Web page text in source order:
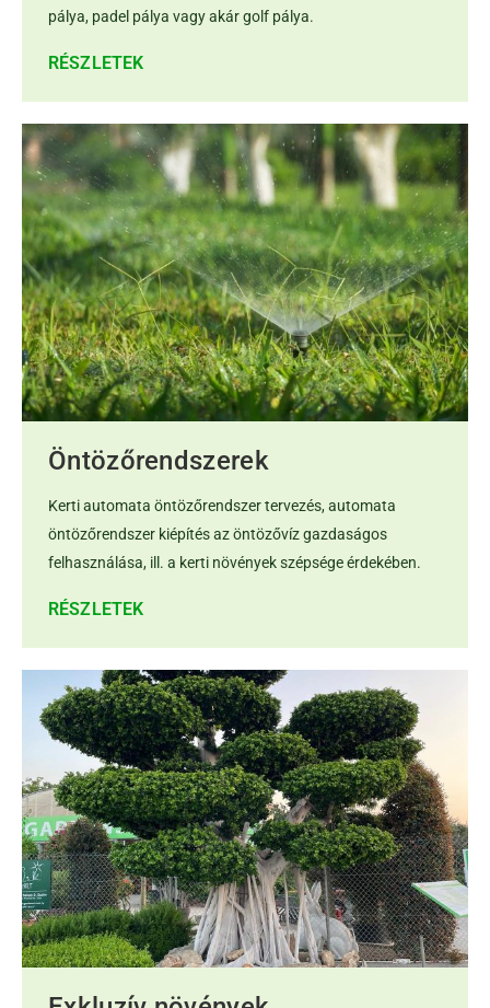
pálya, padel pálya vagy akár golf pálya.
RÉSZLETEK
Öntözőrendszerek
Kerti automata öntözőrendszer tervezés, automata
öntözőrendszer kiépítés az öntözővíz gazdaságos
felhasználása, ill. a kerti növények szépsége érdekében.
RÉSZLETEK